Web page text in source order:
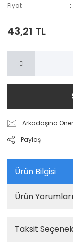
Fiyat
43,21 TL
Arkadaşına Öner
Paylaş
Ürün Bilgisi
Ürün Yorumları
Taksit